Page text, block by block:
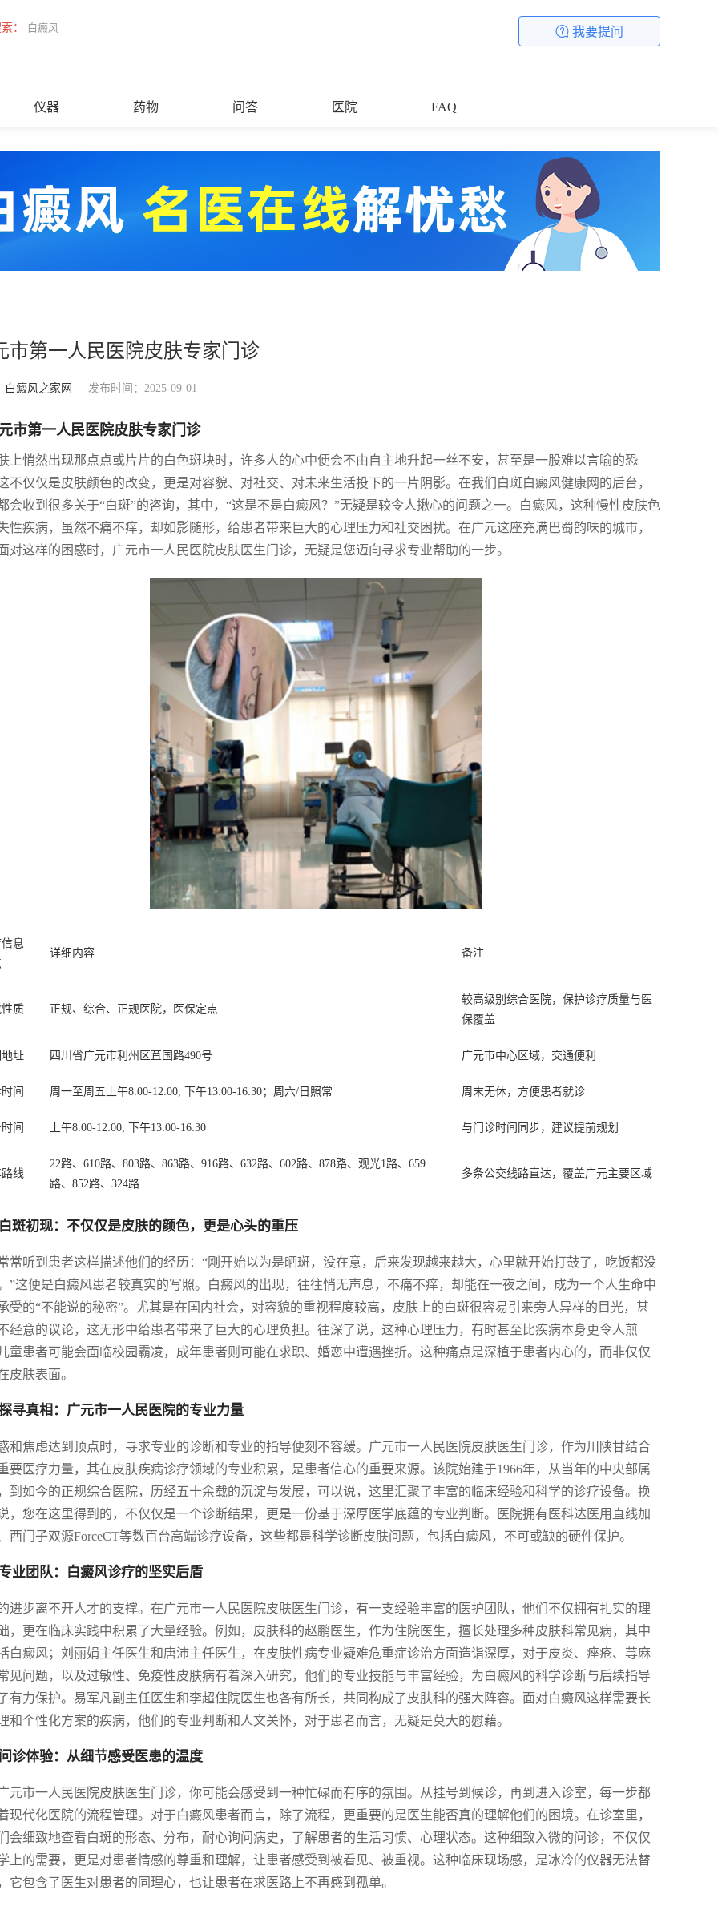
： 白癜风 我要提问
仪器 药物 问答 医院 FAQ
市第一人民医院皮肤专家门诊
白癜风之家网 发布时间：2025-09-01
市第一人民医院皮肤专家门诊
上悄然出现那点点或片片的白色斑块时，许多人的心中便会不由自主地升起一丝不安，甚至是一股难以言喻的恐
不仅仅是皮肤颜色的改变，更是对容貌、对社交、对未来生活投下的一片阴影。在我们白斑白癜风健康网的后台，
会收到很多关于“白斑”的咨询，其中，“这是不是白癜风？”无疑是较令人揪心的问题之一。白癜风，这种慢性皮肤色
性疾病，虽然不痛不痒，却如影随形，给患者带来巨大的心理压力和社交困扰。在广元这座充满巴蜀韵味的城市，
对这样的困惑时，广元市一人民医院皮肤医生门诊，无疑是您迈向寻求专业帮助的一步。
息
详细内容 备注
性质 正规、综合、正规医院，医保定点
较高级别综合医院，保护诊疗质量与医
保覆盖
址 四川省广元市利州区苴国路490号 广元市中心区域，交通便利
间 周一至周五上午8:00-12:00, 下午13:00-16:30；周六/日照常 周末无休，方便患者就诊
间 上午8:00-12:00, 下午13:00-16:30 与门诊时间同步，建议提前规划
线
22路、610路、803路、863路、916路、632路、602路、878路、观光1路、659
路、852路、324路
多条公交线路直达，覆盖广元主要区域
斑初现：不仅仅是皮肤的颜色，更是心头的重压
常听到患者这样描述他们的经历：“刚开始以为是晒斑，没在意，后来发现越来越大，心里就开始打鼓了，吃饭都没
”这便是白癜风患者较真实的写照。白癜风的出现，往往悄无声息，不痛不痒，却能在一夜之间，成为一个人生命中
受的“不能说的秘密”。尤其是在国内社会，对容貌的重视程度较高，皮肤上的白斑很容易引来旁人异样的目光，甚
经意的议论，这无形中给患者带来了巨大的心理负担。往深了说，这种心理压力，有时甚至比疾病本身更令人煎
童患者可能会面临校园霸凌，成年患者则可能在求职、婚恋中遭遇挫折。这种痛点是深植于患者内心的，而非仅仅
皮肤表面。
寻真相：广元市一人民医院的专业力量
和焦虑达到顶点时，寻求专业的诊断和专业的指导便刻不容缓。广元市一人民医院皮肤医生门诊，作为川陕甘结合
要医疗力量，其在皮肤疾病诊疗领域的专业积累，是患者信心的重要来源。该院始建于1966年，从当年的中央部属
到如今的正规综合医院，历经五十余载的沉淀与发展，可以说，这里汇聚了丰富的临床经验和科学的诊疗设备。换
，您在这里得到的，不仅仅是一个诊断结果，更是一份基于深厚医学底蕴的专业判断。医院拥有医科达医用直线加
西门子双源ForceCT等数百台高端诊疗设备，这些都是科学诊断皮肤问题，包括白癜风，不可或缺的硬件保护。
业团队：白癜风诊疗的坚实后盾
进步离不开人才的支撑。在广元市一人民医院皮肤医生门诊，有一支经验丰富的医护团队，他们不仅拥有扎实的理
，更在临床实践中积累了大量经验。例如，皮肤科的赵鹏医生，作为住院医生，擅长处理多种皮肤科常见病，其中
白癜风；刘丽娟主任医生和唐沛主任医生，在皮肤性病专业疑难危重症诊治方面造诣深厚，对于皮炎、痤疮、荨麻
见问题，以及过敏性、免疫性皮肤病有着深入研究，他们的专业技能与丰富经验，为白癜风的科学诊断与后续指导
有力保护。易军凡副主任医生和李超住院医生也各有所长，共同构成了皮肤科的强大阵容。面对白癜风这样需要长
和个性化方案的疾病，他们的专业判断和人文关怀，对于患者而言，无疑是莫大的慰藉。
诊体验：从细节感受医患的温度
元市一人民医院皮肤医生门诊，你可能会感受到一种忙碌而有序的氛围。从挂号到候诊，再到进入诊室，每一步都
现代化医院的流程管理。对于白癜风患者而言，除了流程，更重要的是医生能否真的理解他们的困境。在诊室里，
会细致地查看白斑的形态、分布，耐心询问病史，了解患者的生活习惯、心理状态。这种细致入微的问诊，不仅仅
上的需要，更是对患者情感的尊重和理解，让患者感受到被看见、被重视。这种临床现场感，是冰冷的仪器无法替
它包含了医生对患者的同理心，也让患者在求医路上不再感到孤单。